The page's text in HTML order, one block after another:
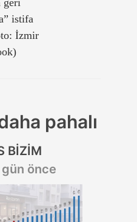
istifa
İzmir
pahalı
BİZİM
önce